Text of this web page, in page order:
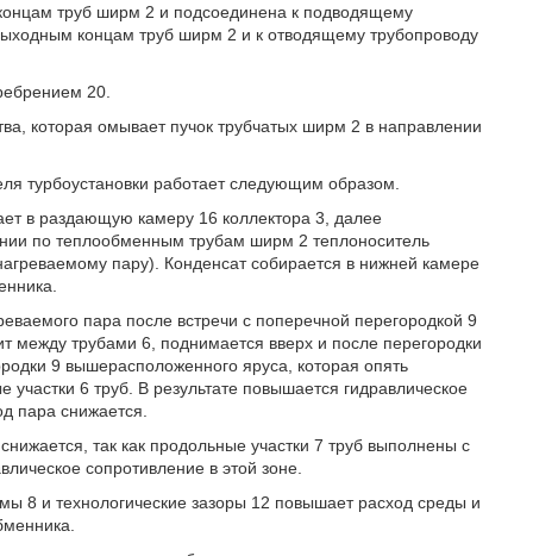
труб ширм 2 и подсоединена к подводящему
концам труб ширм 2 и к отводящему трубопроводу
20.
которая омывает пучок трубчатых ширм 2 в направлении
турбоустановки работает следующим образом.
в раздающую камеру 16 коллектора 3, далее
по теплообменным трубам ширм 2 теплоноситель
пару). Конденсат собирается в нижней камере
пара после встречи с поперечной перегородкой 9
между трубами 6, поднимается вверх и после перегородки
9 вышерасположенного яруса, которая опять
6 труб. В результате повышается гидравлическое
пара снижается.
так как продольные участки 7 труб выполнены с
сопротивление в этой зоне.
8 и технологические зазоры 12 повышает расход среды и